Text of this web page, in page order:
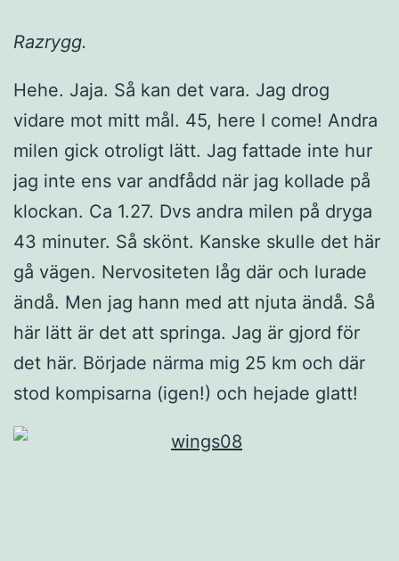
Razrygg.
Hehe. Jaja. Så kan det vara. Jag drog
vidare mot mitt mål. 45, here I come! Andra
milen gick otroligt lätt. Jag fattade inte hur
jag inte ens var andfådd när jag kollade på
klockan. Ca 1.27. Dvs andra milen på dryga
43 minuter. Så skönt. Kanske skulle det här
gå vägen. Nervositeten låg där och lurade
ändå. Men jag hann med att njuta ändå. Så
här lätt är det att springa. Jag är gjord för
det här. Började närma mig 25 km och där
stod kompisarna (igen!) och hejade glatt!